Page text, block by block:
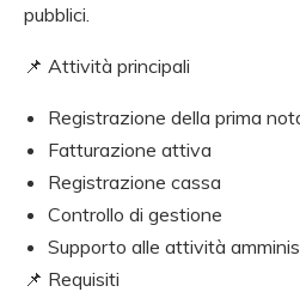
pubblici.
📌 Attività principali
Registrazione della prima
Fatturazione attiva
Registrazione cassa
Controllo di gestione
Supporto alle attività
📌 Requisiti